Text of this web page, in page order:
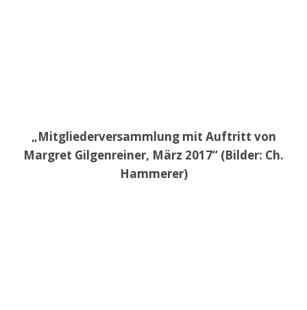
„Mitgliederversammlung mit Auftritt von
Margret Gilgenreiner, März 2017“ (Bilder: Ch.
Hammerer)